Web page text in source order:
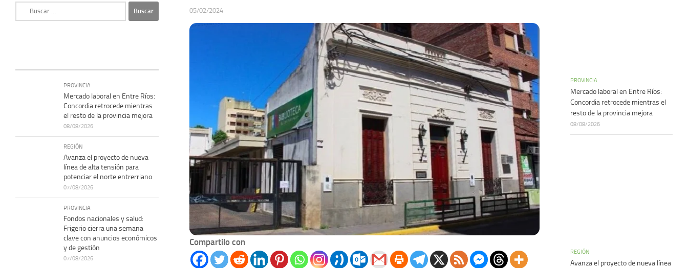
05/02/2024
Compartilo con
PROVINCIA
Mercado laboral en Entre Ríos:
Concordia retrocede mientras
el resto de la provincia mejora
08/08/2026
REGIÓN
Avanza el proyecto de nueva
línea de alta tensión para
potenciar el norte entrerriano
07/08/2026
PROVINCIA
Fondos nacionales y salud:
Frigerio cierra una semana
clave con anuncios económicos
y de gestión
07/08/2026
PROVINCIA
Mercado laboral en Entre Ríos:
Concordia retrocede mientras el
resto de la provincia mejora
08/08/2026
REGIÓN
Avanza el proyecto de nueva línea